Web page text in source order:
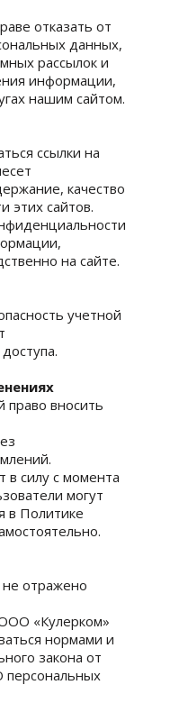
отказать от
данных,
рассылок и
информации,
нашим сайтом.
ссылки на
качество
этих сайтов.
на сайте.
учетной
право вносить
в силу с момента
могут
в Политике
не отражено
«Кулерком»
нормами и
закона от